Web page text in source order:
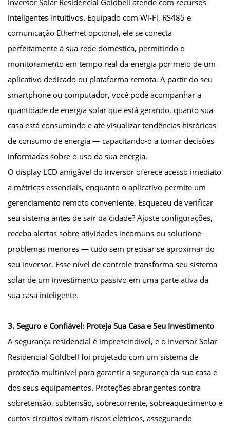
inteligentes intuitivos. Equipado com Wi-Fi, RS485 e
comunicação Ethernet opcional, ele se conecta
perfeitamente à sua rede doméstica, permitindo o
monitoramento em tempo real da energia por meio de um
aplicativo dedicado ou plataforma remota. A partir do seu
smartphone ou computador, você pode acompanhar a
quantidade de energia solar que está gerando, quanto sua
casa está consumindo e até visualizar tendências históricas
de consumo de energia — capacitando-o a tomar decisões
informadas sobre o uso da sua energia.
O display LCD amigável do inversor oferece acesso imediato
a métricas essenciais, enquanto o aplicativo permite um
gerenciamento remoto conveniente. Esqueceu de verificar
seu sistema antes de sair da cidade? Ajuste configurações,
receba alertas sobre atividades incomuns ou solucione
problemas menores — tudo sem precisar se aproximar do
seu inversor. Esse nível de controle transforma seu sistema
solar de um investimento passivo em uma parte ativa da
sua casa inteligente.
3. Seguro e Confiável: Proteja Sua Casa e Seu Investimento
A segurança residencial é imprescindível, e o Inversor Solar
Residencial Goldbell foi projetado com um sistema de
proteção multinível para garantir a segurança da sua casa e
dos seus equipamentos. Proteções abrangentes contra
sobretensão, subtensão, sobrecorrente, sobreaquecimento e
curtos-circuitos evitam riscos elétricos, assegurando